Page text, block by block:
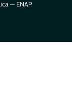
— ENAP.